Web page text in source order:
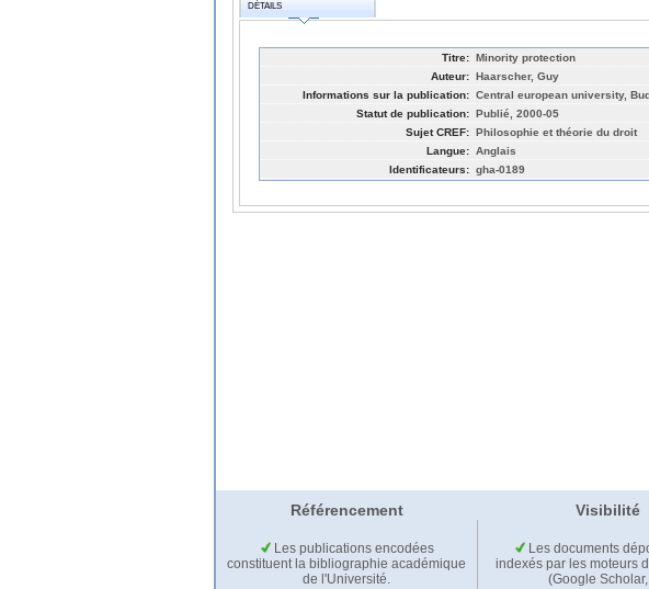
DÉTAILS
Titre: Minority protection
Auteur: Haarscher, Guy
Informations sur la publication: Central european university,
Statut de publication: Publié, 2000-05
Sujet CREF: Philosophie et théorie du droit
Langue: Anglais
Identificateurs: gha-0189
Référencement Visibilité
Les publications encodées
constituent la bibliographie académique
de l'Université.
Les documents
indexés par les moteurs
(Google